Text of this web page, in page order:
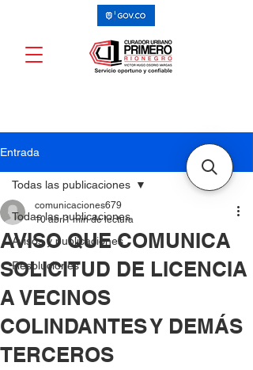
Entrada
Todas las publicaciones
Avisos y publicaciones
Resoluciones
Todas las publicaciones
AVISO QUE COMUNICA
SOLICITUD DE LICENCIA
A VECINOS
COLINDANTES Y DEMÁS
TERCEROS
comunicaciones679
10 abr 1 min de lectura